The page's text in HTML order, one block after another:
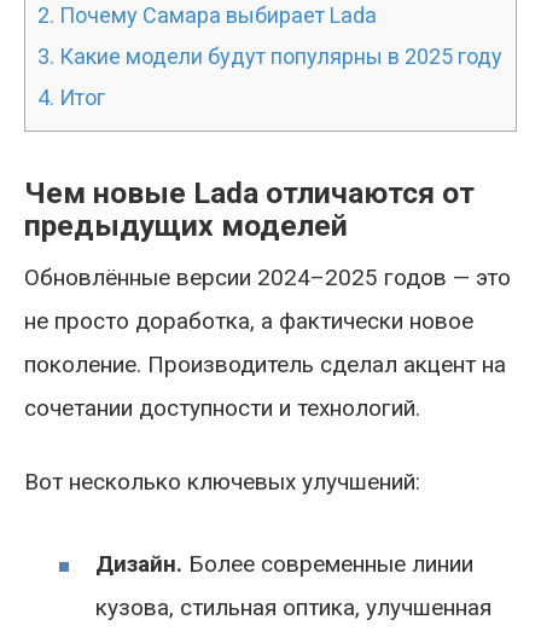
2. Почему Самара выбирает Lada
3. Какие модели будут популярны в 2025 году
4. Итог
Чем новые Lada отличаются от
предыдущих моделей
Обновлённые версии 2024–2025 годов — это
не просто доработка, а фактически новое
поколение. Производитель сделал акцент на
сочетании доступности и технологий.
Вот несколько ключевых улучшений:
Дизайн. Более современные линии
кузова, стильная оптика, улучшенная